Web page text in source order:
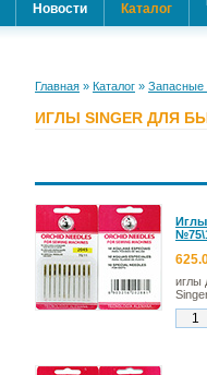
Новости Каталог
Главная » Каталог » Запасные
ИГЛЫ SINGER ДЛЯ
иглы